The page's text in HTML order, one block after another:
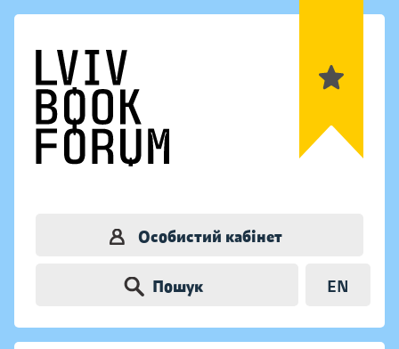
Особистий кабінет
Пошук EN